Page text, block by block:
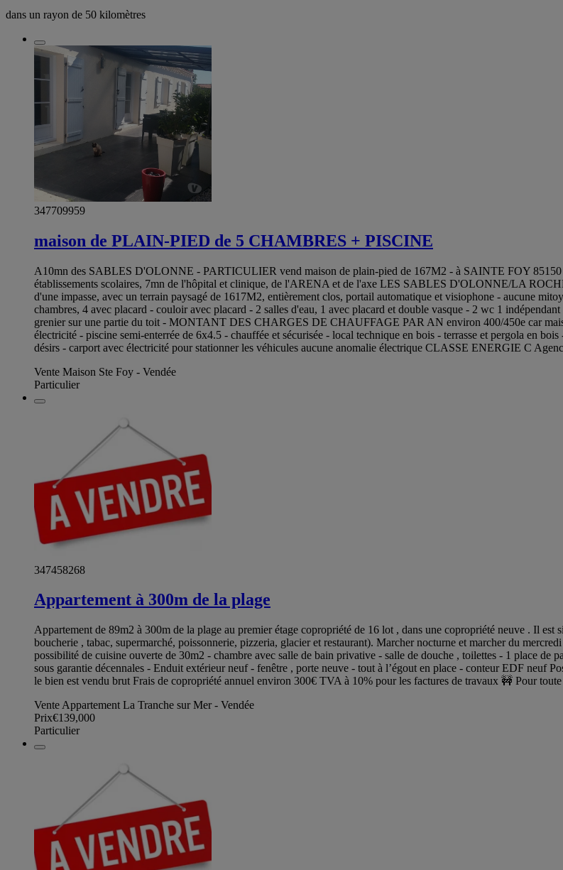
dans un rayon de 50 kilomètres
347709959
maison de PLAIN-PIED de 5 CHAMBRES + PISCINE
A10mn des SABLES D'OLONNE - PARTICULIER vend maison de plain-pied de 167M2 - à SAINTE FOY 85150
établissements scolaires, 7mn de l'hôpital et clinique, de l'ARENA et de l'axe LES SABLES D'OLONNE/LA
d'une impasse, avec un terrain paysagé de 1617M2, entièrement clos, portail automatique et visiophone - aucune
chambres, 4 avec placard - couloir avec placard - 2 salles d'eau, 1 avec placard et double vasque - 2 wc 1
grenier sur une partie du toit - MONTANT DES CHARGES DE CHAUFFAGE PAR AN environ 400/450e car
électricité - piscine semi-enterrée de 6x4.5 - chauffée et sécurisée - local technique en bois - terrasse et pergola en
désirs - carport avec électricité pour stationner les véhicules aucune anomalie électrique CLASSE ENERGIE C
Vente Maison Ste Foy - Vendée
Particulier
347458268
Appartement à 300m de la plage
Appartement de 89m2 à 300m de la plage au premier étage copropriété de 16 lot , dans une copropriété neuve . Il
boucherie , tabac, supermarché, poissonnerie, pizzeria, glacier et restaurant). Marcher nocturne et marcher du
possibilité de cuisine ouverte de 30m2 - chambre avec salle de bain privative - salle de douche , toilettes - 1 place de
sous garantie décennales - Enduit extérieur neuf - fenêtre , porte neuve - tout à l’égout en place - conteur EDF neuf
le bien est vendu brut Frais de copropriété annuel environ 300€ TVA à 10% pour les factures de travaux 🚧 Pour
Vente Appartement La Tranche sur Mer - Vendée
Prix€139,000
Particulier